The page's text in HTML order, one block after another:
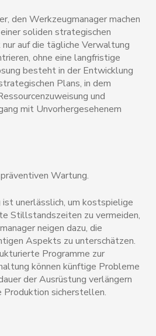
den Werkzeugmanager machen
soliden strategischen
auf die tägliche Verwaltung
ohne eine langfristige
besteht in der Entwicklung
Plans, in dem
und
mit Unvorhergesehenem
Wartung.
unerlässlich, um kostspielige
Stillstandszeiten zu vermeiden,
neigen dazu, die
Aspekts zu unterschätzen.
Programme zur
können künftige Probleme
der Ausrüstung verlängern
Produktion sicherstellen.